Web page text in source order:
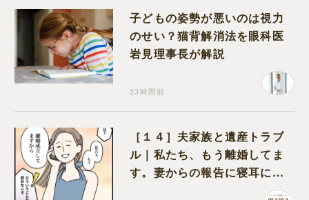
子どもの姿勢が悪いのは視力
のせい？猫背解消法を眼科医
岩見理事長が解説
23時間前
［１４］夫家族と遺産トラブ
ル｜私たち、もう離婚してま
す。妻からの報告に寝耳に水